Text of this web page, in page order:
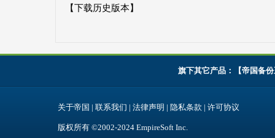
【下载历史版本】
旗下其它产品：【帝国备份
关于帝国 | 联系我们 | 法律声明 | 隐私条款 | 许可协议
版权所有 ©2002-2024 EmpireSoft Inc.